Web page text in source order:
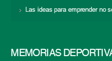
Las ideas para emprender no
MEMORIAS